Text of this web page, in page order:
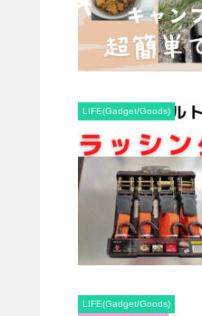
LIFE(Gadget/Goods)
LIFE(Gadget/Goods)